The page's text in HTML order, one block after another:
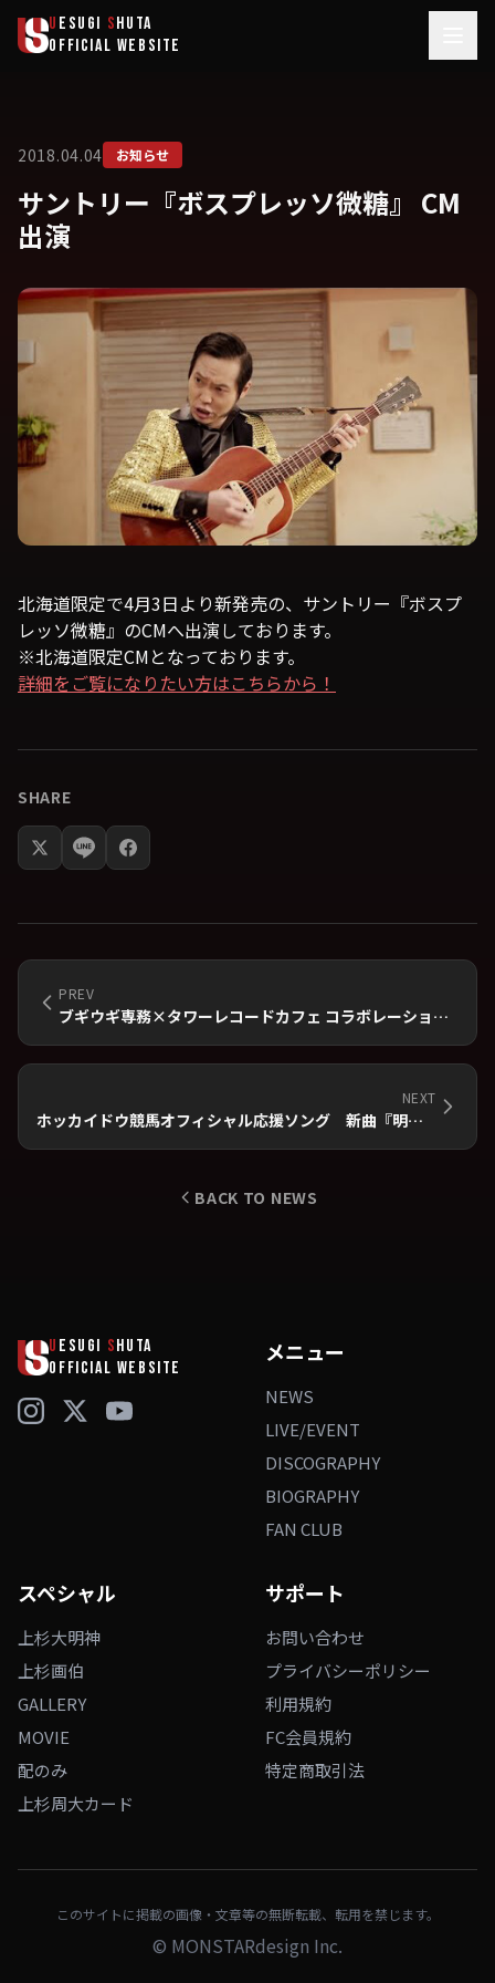
メインコンテンツへスキップ
U ESUGI SHUTA
OFFICIAL WEBSITE
2018.04.04 お知らせ
サントリー『ボスプレッソ微糖』 CM
出演
北海道限定で4月3日より新発売の、サントリー『ボスプ
レッソ微糖』のCMへ出演しております。
※北海道限定CMとなっております。
詳細をご覧になりたい方はこちらから！
SHARE
PREV
ブギウギ専務×タワーレコードカフェ コラボレーションドリンク
NEXT
ホッカイドウ競馬オフィシャル応援ソング 新曲『明日よりも速く』
BACK TO NEWS
U ESUGI SHUTA
OFFICIAL WEBSITE
メニュー
NEWS
LIVE/EVENT
DISCOGRAPHY
BIOGRAPHY
FAN CLUB
スペシャル
上杉大明神
上杉画伯
GALLERY
MOVIE
配のみ
上杉周大カード
サポート
お問い合わせ
プライバシーポリシー
利用規約
FC会員規約
特定商取引法
このサイトに掲載の画像・文章等の無断転載、転用を禁じます。
© MONSTARdesign Inc.